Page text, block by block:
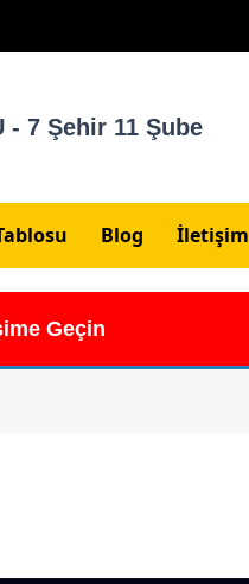
- 7 Şehir 11 Şube
Blog İletişim
Geçin